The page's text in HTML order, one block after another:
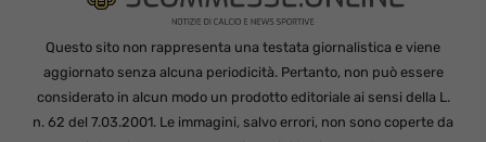
Questo sito non rappresenta una testata giornalistica e viene
aggiornato senza alcuna periodicità. Pertanto, non può essere
considerato in alcun modo un prodotto editoriale ai sensi della L.
n. 62 del 7.03.2001. Le immagini, salvo errori, non sono coperte da